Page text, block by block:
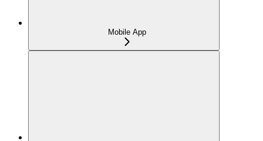
Mobile App